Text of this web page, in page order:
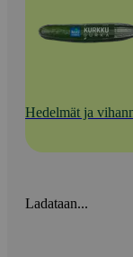
Hedelmät ja
Ladataan...